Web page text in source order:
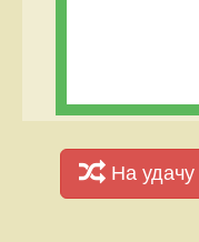
На удачу